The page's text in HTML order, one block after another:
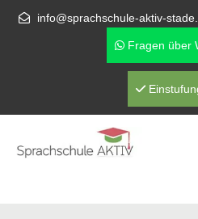
info@sprachschule-aktiv-
Fragen über